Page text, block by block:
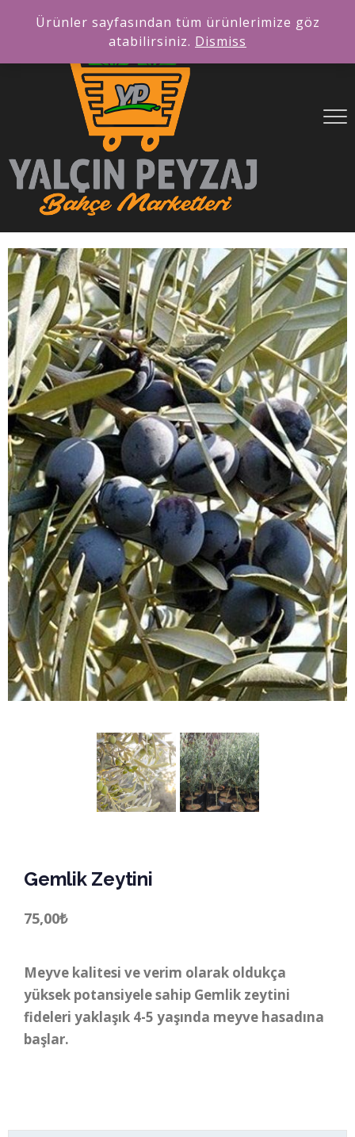
Gemlik Zeytini
75,00₺
Meyve kalitesi ve verim olarak oldukça
yüksek potansiyele sahip Gemlik zeytini
fideleri yaklaşık 4-5 yaşında meyve hasadına
başlar.
Ürünler sayfasından tüm ürünlerimize göz
atabilirsiniz. Dismiss